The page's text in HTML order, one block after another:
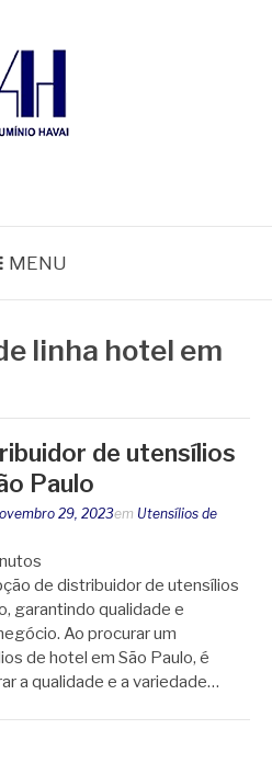
MENU
linha hotel em
de utensílios
Paulo
29, 2023em Utensílios de
de distribuidor de utensílios
garantindo qualidade e
Ao procurar um
de hotel em São Paulo, é
a qualidade e a variedade…